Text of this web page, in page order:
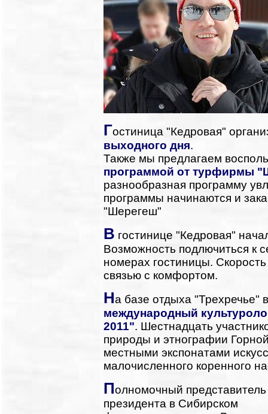
Гостиница "Кедровая"
выходного дня.
Также мы предлагаем
программой от турфирмы
разнообразная программу
программы начинаются и
"Шерегеш"
В гостинице "Кедровая"
Возможность подлючиться к
номерах гостиницы.
связью с комфортом.
На базе отдыха "Трехречье"
международный
2011". Шестнадцать
природы и этнографии
местными экспонатами
малочисленного коренного
Полномочный представитель
президента в Сибирском